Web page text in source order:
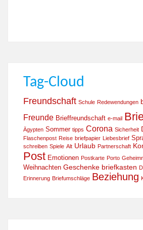
Tag-Cloud
Freundschaft Schule Redewendungen
Freunde Brieffreundschaft e-mail
Ägypten Sommer tipps Corona Sicherheit
Flaschenpost Reise briefpapier Liebesbrief
schreiben Spiele Alt Urlaub Partnerschaft
Post Emotionen Postkarte Porto
Weihnachten Geschenke briefkasten
Erinnerung Briefumschläge Beziehung